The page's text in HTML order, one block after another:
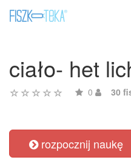
ciało- het
0 30
rozpocznij naukę